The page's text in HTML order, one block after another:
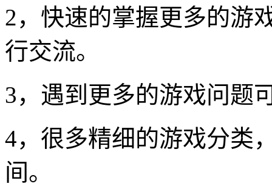
2，快速的掌握更多的游
行交流。
3，遇到更多的游戏问题
4，很多精细的游戏分类
间。